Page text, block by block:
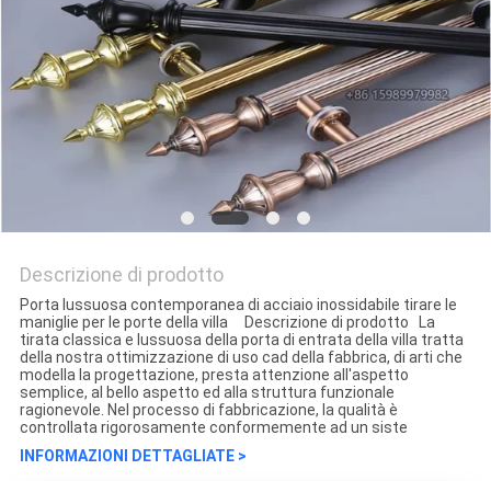
Descrizione di prodotto
Porta lussuosa contemporanea di acciaio inossidabile tirare le
maniglie per le porte della villa Descrizione di prodotto La
tirata classica e lussuosa della porta di entrata della villa tratta
della nostra ottimizzazione di uso cad della fabbrica, di arti che
modella la progettazione, presta attenzione all'aspetto
semplice, al bello aspetto ed alla struttura funzionale
ragionevole. Nel processo di fabbricazione, la qualità è
controllata rigorosamente conformemente ad un siste
INFORMAZIONI DETTAGLIATE >